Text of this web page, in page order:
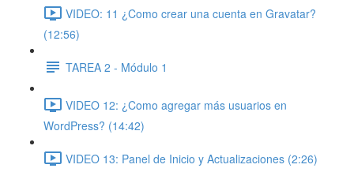
VIDEO: 11 ¿Como crear una cuenta en Gravatar?
(12:56)
TAREA 2 - Módulo 1
VIDEO 12: ¿Como agregar más usuarios en
WordPress? (14:42)
VIDEO 13: Panel de Inicio y Actualizaciones (2:26)